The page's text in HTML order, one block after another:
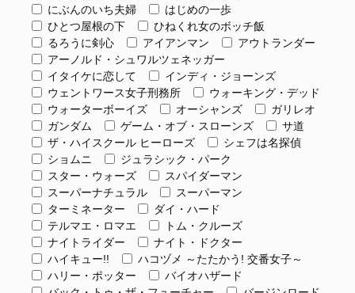
にぶんのいち夫婦
はじめの一歩
ひとつ屋根の下
ひねくれ女のボッチ飯
るろうに剣心
アイアンマン
アウトランダー
アーノルド・シュワルツェネッガー
イタイケに恋して
インディ・ジョーンズ
ウェントワース女子刑務所
ウォーキング・デッド
ウォーターボーイズ
オーシャンズ
ガリレオ
ガンダム
ゲーム・オブ・スローンズ
サ道
ザ・ハイスクール ヒーローズ
シェフは名探偵
ショムニ
ジュラシック・パーク
スター・ウォーズ
スパイダーマン
スーパーナチュラル
スーパーマン
ターミネーター
ダイ・ハード
テルマエ・ロマエ
トム・クルーズ
ナイトライダー
ナイト・ドクター
ハイキュー!!
ハコヅメ ～たたかう! 交番女子～
ハリー・ポッター
バイオハザード